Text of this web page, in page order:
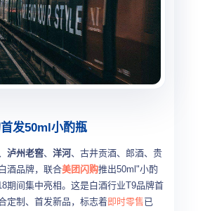
发50ml小酌瓶
泸州老窖、 洋河、古井贡酒、郎酒、贵
酒品牌，联合美团闪购推出50ml"小酌
期间集中亮相。这是白酒行业T9品牌首
定制、首发新品，标志着 即时零售已